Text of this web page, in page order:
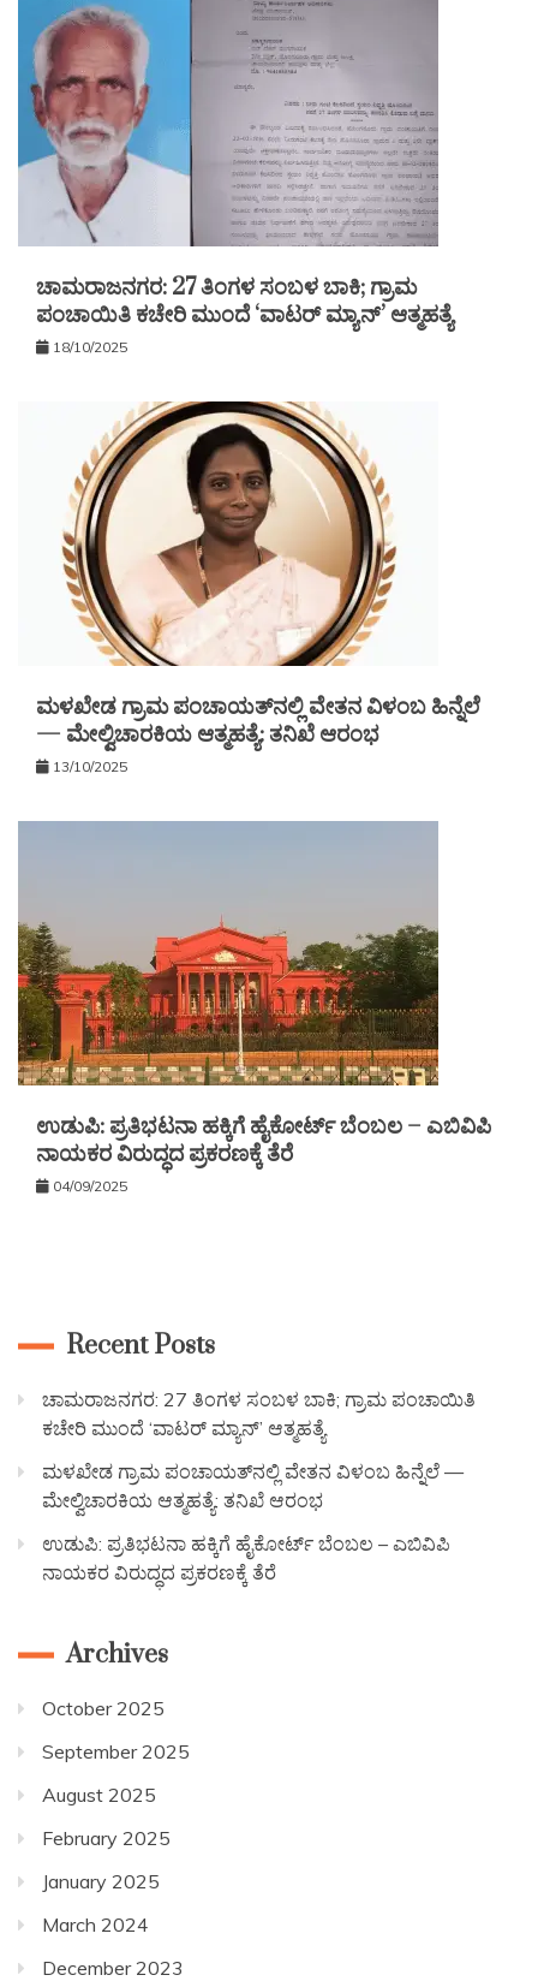
ಚಾಮರಾಜನಗರ: 27 ತಿಂಗಳ ಸಂಬಳ ಬಾಕಿ; ಗ್ರಾಮ
ಪಂಚಾಯಿತಿ ಕಚೇರಿ ಮುಂದೆ ‘ವಾಟರ್ ಮ್ಯಾನ್’ ಆತ್ಮಹತ್ಯೆ
18/10/2025
ಮಳಖೇಡ ಗ್ರಾಮ ಪಂಚಾಯತ್‌ನಲ್ಲಿ ವೇತನ ವಿಳಂಬ ಹಿನ್ನೆಲೆ
— ಮೇಲ್ವಿಚಾರಕಿಯ ಆತ್ಮಹತ್ಯೆ: ತನಿಖೆ ಆರಂಭ
13/10/2025
ಉಡುಪಿ: ಪ್ರತಿಭಟನಾ ಹಕ್ಕಿಗೆ ಹೈಕೋರ್ಟ್ ಬೆಂಬಲ – ಎಬಿವಿಪಿ
ನಾಯಕರ ವಿರುದ್ಧದ ಪ್ರಕರಣಕ್ಕೆ ತೆರೆ
04/09/2025
Recent Posts
ಚಾಮರಾಜನಗರ: 27 ತಿಂಗಳ ಸಂಬಳ ಬಾಕಿ; ಗ್ರಾಮ ಪಂಚಾಯಿತಿ
ಕಚೇರಿ ಮುಂದೆ ‘ವಾಟರ್ ಮ್ಯಾನ್’ ಆತ್ಮಹತ್ಯೆ
ಮಳಖೇಡ ಗ್ರಾಮ ಪಂಚಾಯತ್‌ನಲ್ಲಿ ವೇತನ ವಿಳಂಬ ಹಿನ್ನೆಲೆ —
ಮೇಲ್ವಿಚಾರಕಿಯ ಆತ್ಮಹತ್ಯೆ: ತನಿಖೆ ಆರಂಭ
ಉಡುಪಿ: ಪ್ರತಿಭಟನಾ ಹಕ್ಕಿಗೆ ಹೈಕೋರ್ಟ್ ಬೆಂಬಲ – ಎಬಿವಿಪಿ
ನಾಯಕರ ವಿರುದ್ಧದ ಪ್ರಕರಣಕ್ಕೆ ತೆರೆ
Archives
October 2025
September 2025
August 2025
February 2025
January 2025
March 2024
December 2023